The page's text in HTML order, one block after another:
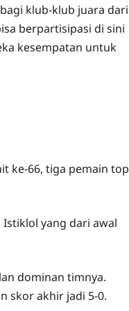
klub-klub juara dari
berpartisipasi di sini
kesempatan untuk
ke-66, tiga pemain top
yang dari awal
dominan timnya.
skor akhir jadi 5-0.